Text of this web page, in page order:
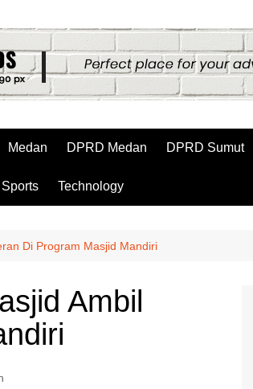
Medan DPRD Medan DPRD Sumut
Sports Technology
Di Program Masjid Mandiri
Ambil